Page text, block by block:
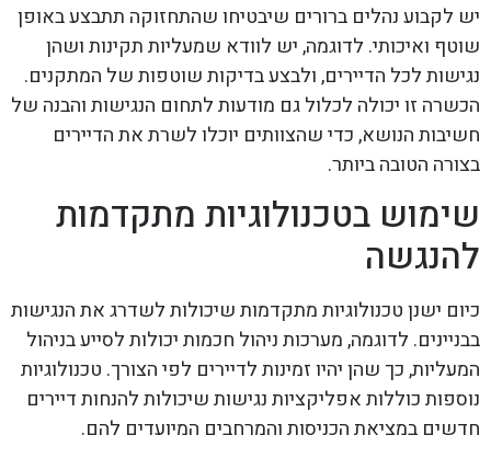
יש לקבוע נהלים ברורים שיבטיחו שהתחזוקה תתבצע באופן
שוטף ואיכותי. לדוגמה, יש לוודא שמעליות תקינות ושהן
נגישות לכל הדיירים, ולבצע בדיקות שוטפות של המתקנים.
הכשרה זו יכולה לכלול גם מודעות לתחום הנגישות והבנה של
חשיבות הנושא, כדי שהצוותים יוכלו לשרת את הדיירים
בצורה הטובה ביותר.
שימוש בטכנולוגיות מתקדמות
להנגשה
כיום ישנן טכנולוגיות מתקדמות שיכולות לשדרג את הנגישות
בבניינים. לדוגמה, מערכות ניהול חכמות יכולות לסייע בניהול
המעליות, כך שהן יהיו זמינות לדיירים לפי הצורך. טכנולוגיות
נוספות כוללות אפליקציות נגישות שיכולות להנחות דיירים
חדשים במציאת הכניסות והמרחבים המיועדים להם.